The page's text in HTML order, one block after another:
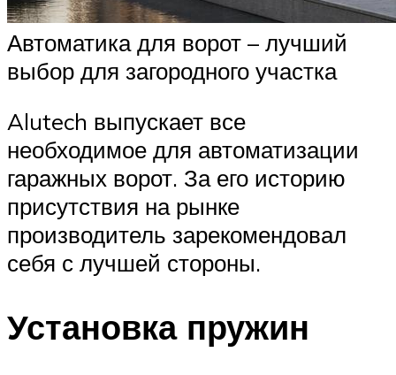
Автоматика для ворот – лучший
выбор для загородного участка
Alutech выпускает все
необходимое для автоматизации
гаражных ворот. За его историю
присутствия на рынке
производитель зарекомендовал
себя с лучшей стороны.
Установка пружин